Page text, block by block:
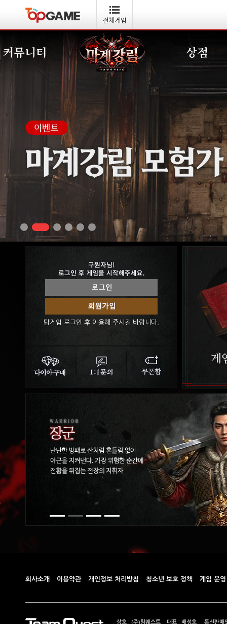
전체게임
커뮤니티 상점
탑게임 로그인 후 이용해 주시길 바랍니다.
회사소개 이용약관 개인정보 처리방침 청소년 보호 정책 게임 운
상호 : (주)팀퀘스트 대표 : 배성호 통신판